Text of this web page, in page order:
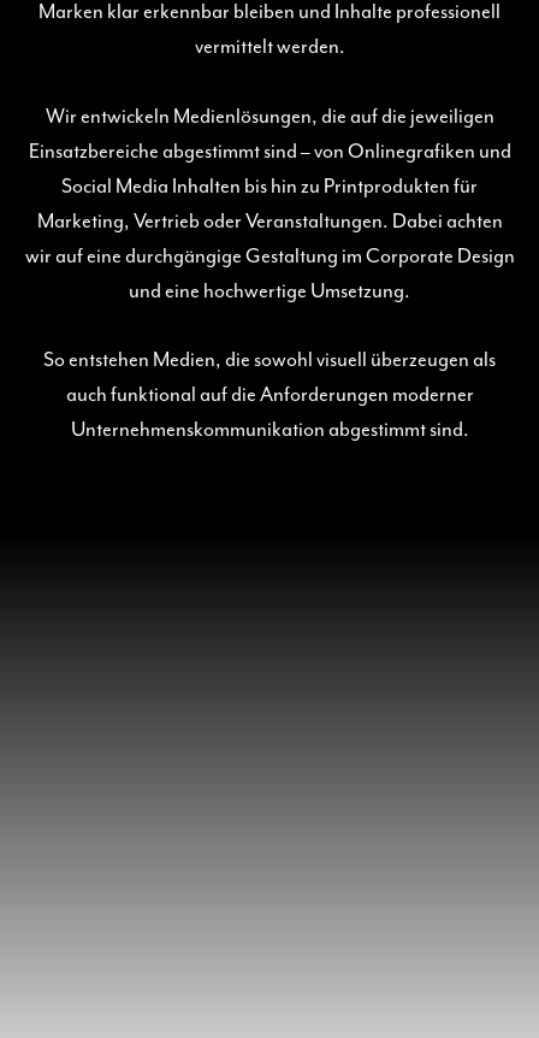
Marken klar erkennbar bleiben und Inhalte professionell
vermittelt werden.
Wir entwickeln Medienlösungen, die auf die jeweiligen
Einsatzbereiche abgestimmt sind – von Onlinegrafiken und
Social Media Inhalten bis hin zu Printprodukten für
Marketing, Vertrieb oder Veranstaltungen. Dabei achten
wir auf eine durchgängige Gestaltung im Corporate Design
und eine hochwertige Umsetzung.
So entstehen Medien, die sowohl visuell überzeugen als
auch funktional auf die Anforderungen moderner
Unternehmenskommunikation abgestimmt sind.